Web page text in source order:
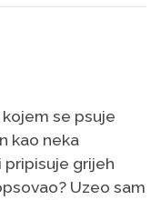
se psuje
kao neka
pripisuje grijeh
Uzeo sam